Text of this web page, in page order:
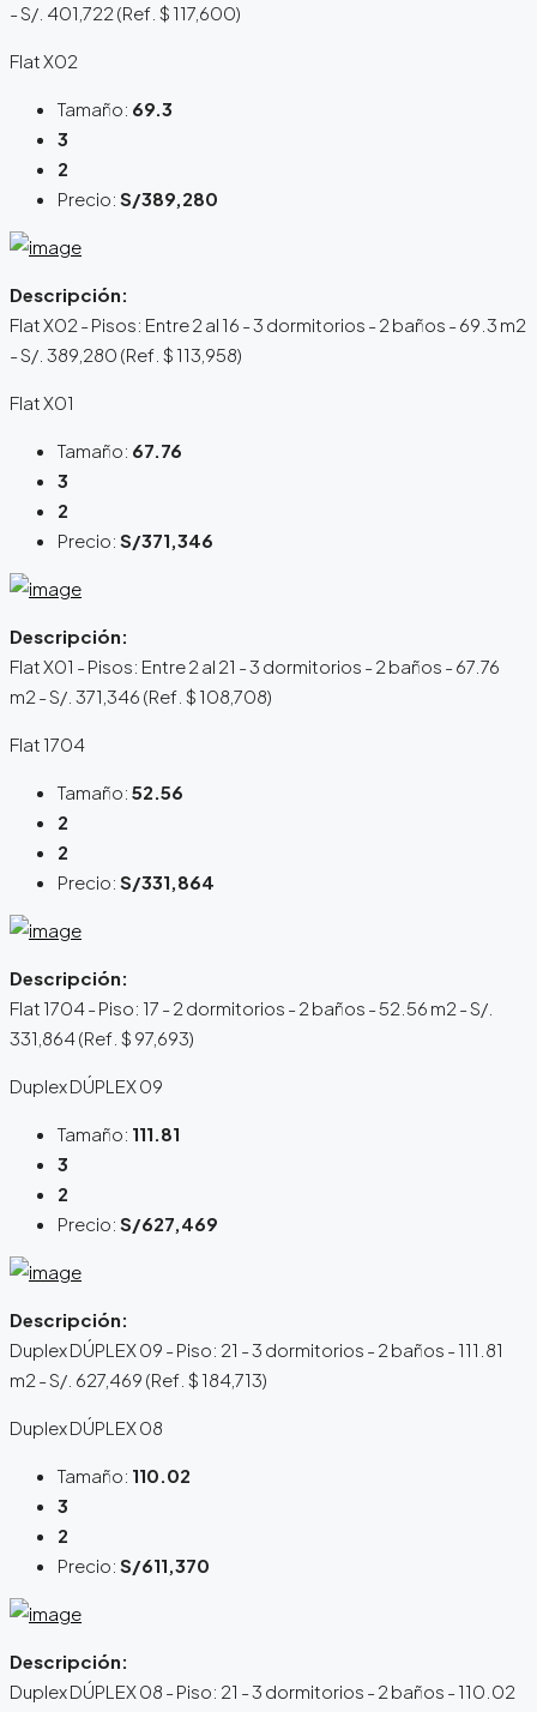
- S/. 401,722 (Ref. $ 117,600)
Flat X02
Tamaño: 69.3
3
2
Precio: S/389,280
Descripción:
Flat X02 - Pisos: Entre 2 al 16 - 3 dormitorios - 2 baños - 69.3 m2
- S/. 389,280 (Ref. $ 113,958)
Flat X01
Tamaño: 67.76
3
2
Precio: S/371,346
Descripción:
Flat X01 - Pisos: Entre 2 al 21 - 3 dormitorios - 2 baños - 67.76
m2 - S/. 371,346 (Ref. $ 108,708)
Flat 1704
Tamaño: 52.56
2
2
Precio: S/331,864
Descripción:
Flat 1704 - Piso: 17 - 2 dormitorios - 2 baños - 52.56 m2 - S/.
331,864 (Ref. $ 97,693)
Duplex DÚPLEX 09
Tamaño: 111.81
3
2
Precio: S/627,469
Descripción:
Duplex DÚPLEX 09 - Piso: 21 - 3 dormitorios - 2 baños - 111.81
m2 - S/. 627,469 (Ref. $ 184,713)
Duplex DÚPLEX 08
Tamaño: 110.02
3
2
Precio: S/611,370
Descripción:
Duplex DÚPLEX 08 - Piso: 21 - 3 dormitorios - 2 baños - 110.02